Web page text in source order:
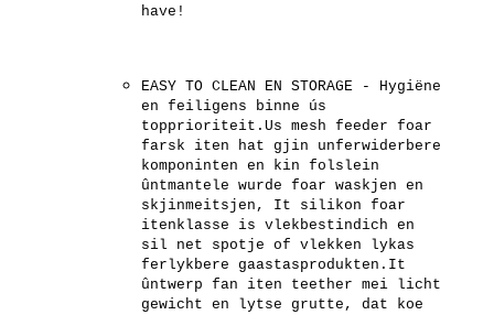
have!
EASY TO CLEAN EN STORAGE - Hygiëne
en feiligens binne ús
topprioriteit.Us mesh feeder foar
farsk iten hat gjin unferwiderbere
komponinten en kin folslein
ûntmantele wurde foar waskjen en
skjinmeitsjen, It silikon foar
itenklasse is vlekbestindich en
sil net spotje of vlekken lykas
ferlykbere gaastasprodukten.It
ûntwerp fan iten teether mei licht
gewicht en lytse grutte, dat koe